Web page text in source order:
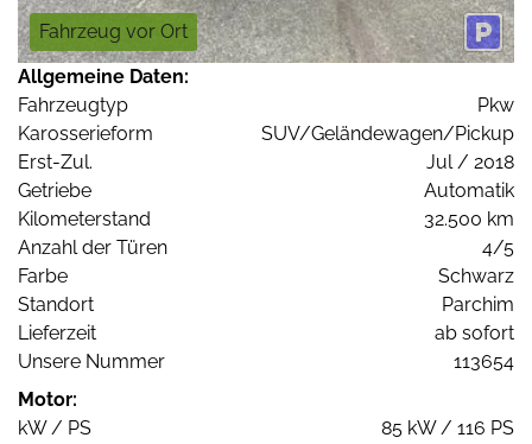
Fahrzeug vor Ort
Allgemeine Daten:
Fahrzeugtyp
Pkw
Karosserieform
SUV/Geländewagen/Pickup
Erst-Zul.
Jul / 2018
Getriebe
Automatik
Kilometerstand
32.500 km
Anzahl der Türen
4/5
Farbe
Schwarz
Standort
Parchim
Lieferzeit
ab sofort
Unsere Nummer
113654
Motor:
kW / PS
85 kW / 116 PS